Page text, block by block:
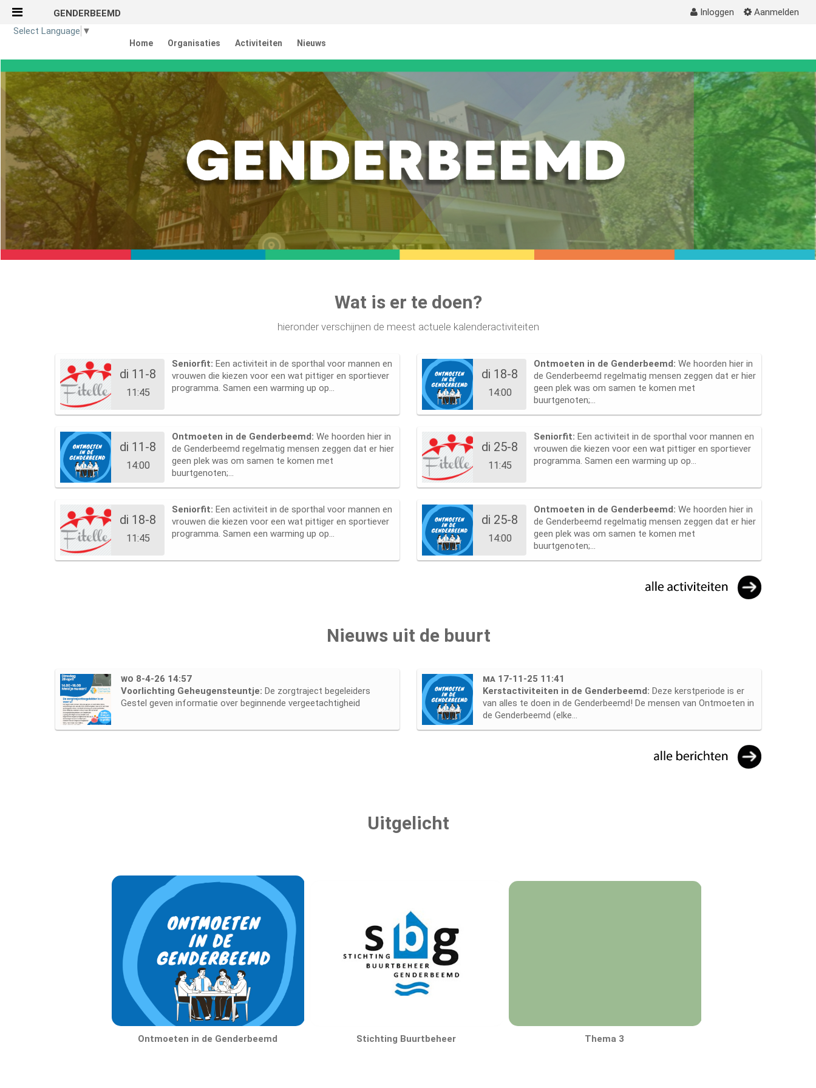
Naar content
Inloggen Aanmelden
GENDERBEEMD
Home Organisaties Activiteiten Nieuws
Wat is er te doen?
hieronder verschijnen de meest actuele kalenderactiviteiten
di 11-8
11:45
Seniorfit: Een activiteit in de sporthal voor mannen en
vrouwen die kiezen voor een wat pittiger en sportiever
programma. Samen een warming up op...
di 11-8
14:00
Ontmoeten in de Genderbeemd: We hoorden hier in
de Genderbeemd regelmatig mensen zeggen dat er hier
geen plek was om samen te komen met
buurtgenoten;...
di 18-8
11:45
Seniorfit: Een activiteit in de sporthal voor mannen en
vrouwen die kiezen voor een wat pittiger en sportiever
programma. Samen een warming up op...
di 18-8
14:00
Ontmoeten in de Genderbeemd:We hoorden hier in
de Genderbeemd regelmatig mensen zeggen dat er hier
geen plek was om samen te komen met
buurtgenoten;...
di 25-8
11:45
Seniorfit: Een activiteit in de sporthal voor mannen en
vrouwen die kiezen voor een wat pittiger en sportiever
programma. Samen een warming up op...
di 25-8
14:00
Ontmoeten in de Genderbeemd:We hoorden hier in
de Genderbeemd regelmatig mensen zeggen dat er hier
geen plek was om samen te komen met
buurtgenoten;...
Nieuws uit de buurt
wo 8-4-26 14:57
Voorlichting Geheugensteuntje: De zorgtraject begeleiders
Gestel geven informatie over beginnende vergeetachtigheid
ma 17-11-25 11:41
Kerstactiviteiten in de Genderbeemd:Deze kerstperiode is er
van alles te doen in de Genderbeemd! De mensen van Ontmoeten in
de Genderbeemd (elke...
Uitgelicht
Ontmoeten in de Genderbeemd Stichting Buurtbeheer Thema 3
Select Language ▼